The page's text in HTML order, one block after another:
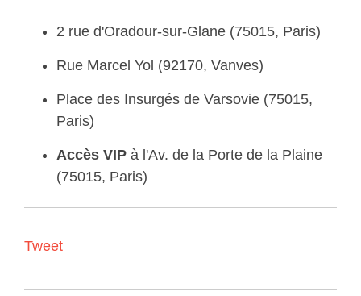
2 rue d'Oradour-sur-Glane (75015, Paris)
Rue Marcel Yol (92170, Vanves)
Place des Insurgés de Varsovie (75015,
Paris)
Accès VIP à l'Av. de la Porte de la Plaine
(75015, Paris)
Tweet